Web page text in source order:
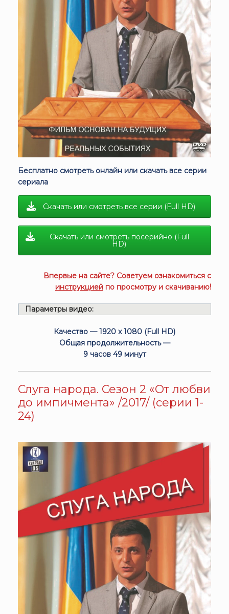
Бесплатно смотреть онлайн или скачать все серии
сериала
Скачать или смотреть все серии (Full HD)
Скачать или смотреть посерийно (Full
HD)
Впервые на сайте? Советуем ознакомиться с
инструкцией по просмотру и скачиванию!
Параметры видео:
Качество — 1920 x 1080 (Full HD)
Общая продолжительность —
9 часов 49 минут
Слуга народа. Сезон 2 «От любви
до импичмента» /2017/ (серии 1-
24)